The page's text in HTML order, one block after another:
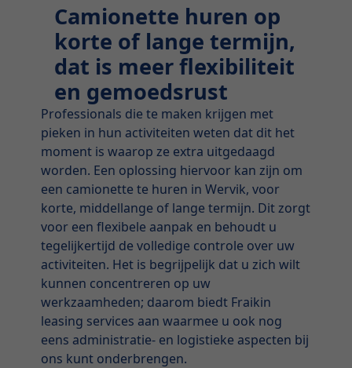
Camionette huren op
korte of lange termijn,
dat is meer flexibiliteit
en gemoedsrust
Professionals die te maken krijgen met
pieken in hun activiteiten weten dat dit het
moment is waarop ze extra uitgedaagd
worden. Een oplossing hiervoor kan zijn om
een camionette te huren in Wervik, voor
korte, middellange of lange termijn. Dit zorgt
voor een flexibele aanpak en behoudt u
tegelijkertijd de volledige controle over uw
activiteiten. Het is begrijpelijk dat u zich wilt
kunnen concentreren op uw
werkzaamheden; daarom biedt Fraikin
leasing services aan waarmee u ook nog
eens administratie- en logistieke aspecten bij
ons kunt onderbrengen.